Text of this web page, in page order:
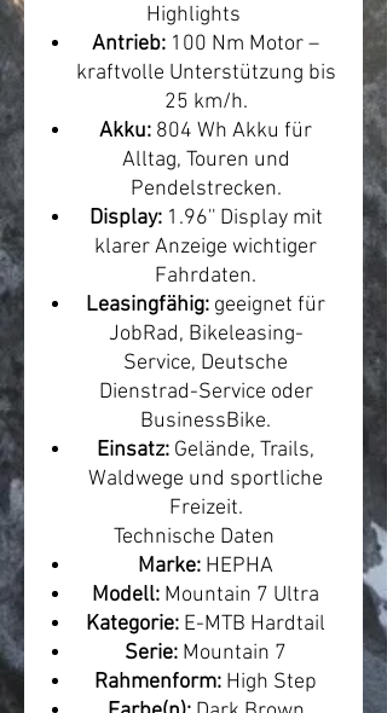
Highlights
Antrieb: 100 Nm Motor –
kraftvolle Unterstützung bis
25 km/h.
Akku: 804 Wh Akku für
Alltag, Touren und
Pendelstrecken.
Display:1.96'' Display mit
klarer Anzeige wichtiger
Fahrdaten.
Leasingfähig: geeignet für
JobRad, Bikeleasing-
Service, Deutsche
Dienstrad-Service oder
BusinessBike.
Einsatz: Gelände, Trails,
Waldwege und sportliche
Freizeit.
Technische Daten
Marke: HEPHA
Modell: Mountain 7 Ultra
Kategorie: E-MTB Hardtail
Serie: Mountain 7
Rahmenform: High Step